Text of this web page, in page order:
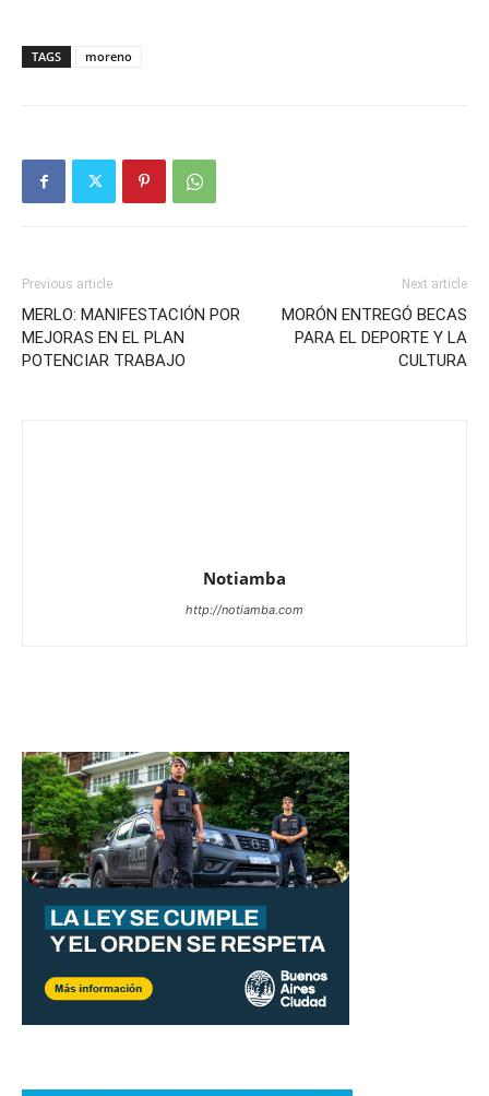
TAGS moreno
Previous article
MERLO: MANIFESTACIÓN POR
MEJORAS EN EL PLAN
POTENCIAR TRABAJO
Next article
MORÓN ENTREGÓ BECAS
PARA EL DEPORTE Y LA
CULTURA
Notiamba
http://notiamba.com